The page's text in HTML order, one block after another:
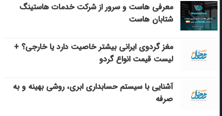
معرفی هاست و سرور از شرکت خدمات هاستینگ
شتابان هاست
مغز گردوی ایرانی بیشتر خاصیت دارد یا خارجی؟ +
لیست قیمت انواع گردو
آشنایی با سیستم حسابداری ابری، روشی بهینه و به
صرفه